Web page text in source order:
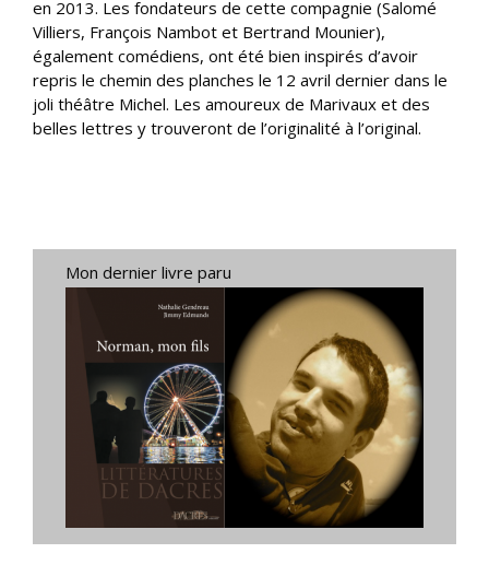
en 2013. Les fondateurs de cette compagnie (Salomé
Villiers, François Nambot et Bertrand Mounier),
également comédiens, ont été bien inspirés d’avoir
repris le chemin des planches le 12 avril dernier dans le
joli théâtre Michel. Les amoureux de Marivaux et des
belles lettres y trouveront de l’originalité à l’original.
Mon dernier livre paru